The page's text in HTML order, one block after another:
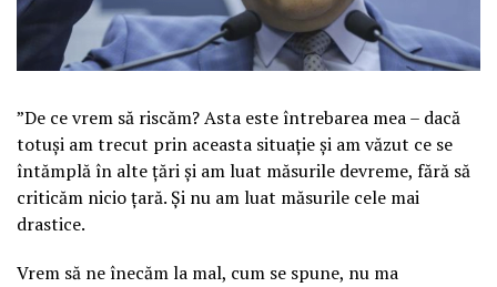
”De ce vrem să riscăm? Asta este întrebarea mea – dacă
totuși am trecut prin aceasta situație și am văzut ce se
întămplă în alte țări și am luat măsurile devreme, fără să
criticăm nicio țară. Și nu am luat măsurile cele mai
drastice.
Vrem să ne înecăm la mal, cum se spune, nu ma